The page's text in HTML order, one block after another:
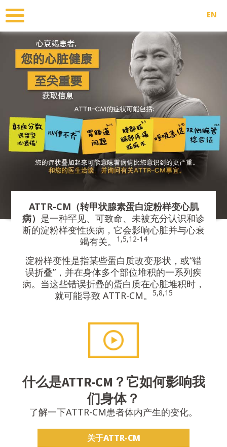
转
到
主
EN
ATTR-CM（转甲状腺素蛋白淀粉样变心肌
病） 是一种罕见、可致命、未被充分认识和诊
断的淀粉样变性疾病，它会影响心脏并与心衰
竭有关。 1,5,12-14
淀粉样变性是指某些蛋白质改变形状，或“错
误折叠”，并在身体多个部位堆积的一系列疾
病。当这些错误折叠的蛋白质在心脏堆积时，
就可能导致ATTR-CM。 5,8,15
什么是ATTR-CM？它如何影响我
们身体？
了解一下ATTR-CM患者体内产生的变化。
关于ATTR-CM